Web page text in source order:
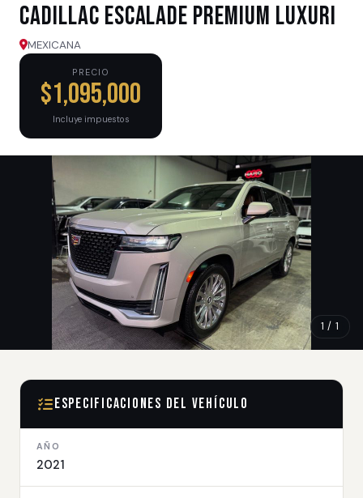
Cadillac ESCALADE PREMIUM LUXURI
MEXICANA
PRECIO
$1,095,000
Incluye impuestos
1 / 1
Especificaciones del Vehículo
AÑO
2021